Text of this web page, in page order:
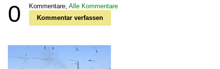
0 Kommentare, Alle Kommentare
Kommentar verfassen